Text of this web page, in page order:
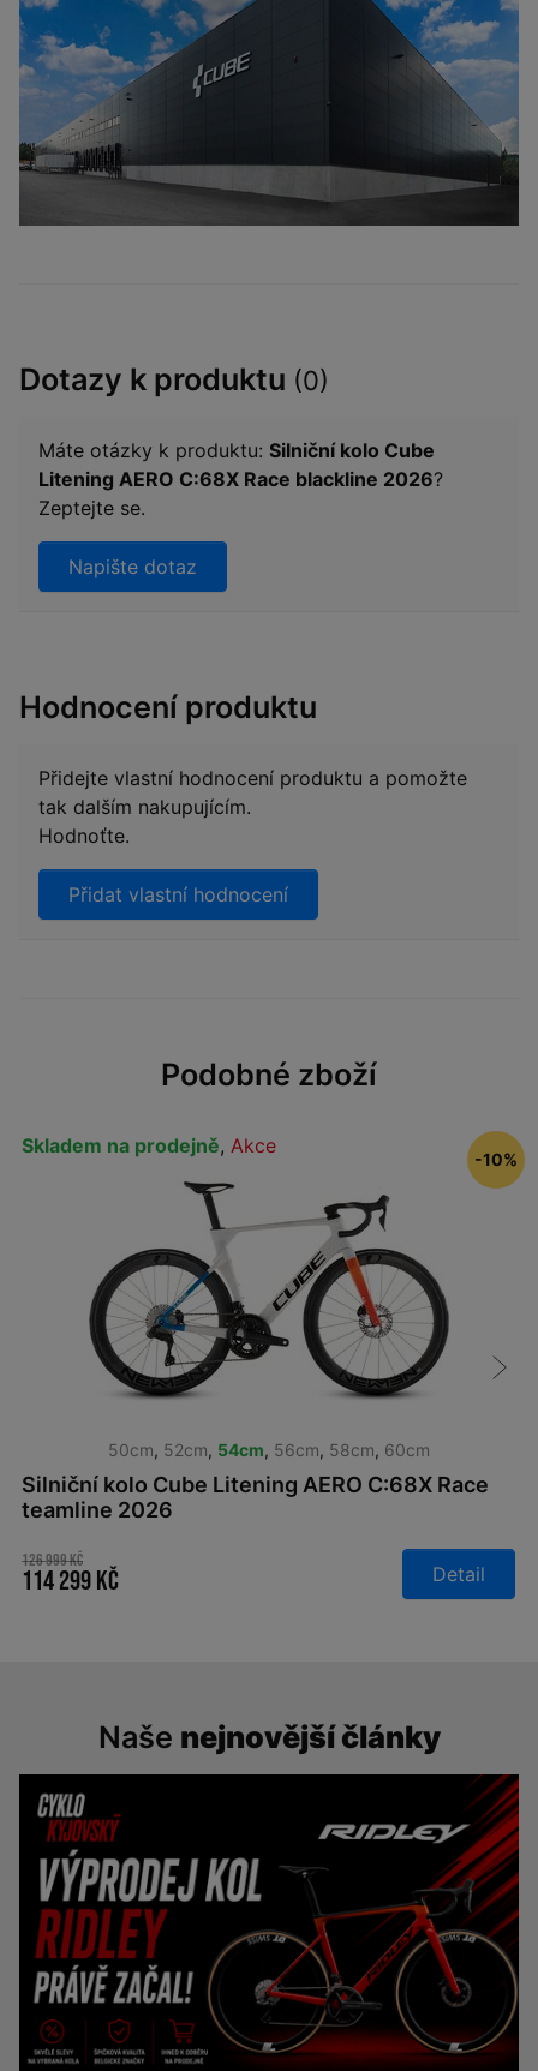
Dotazy k produktu (0)
Máte otázky k produktu: Silniční kolo Cube
Litening AERO C:68X Race blackline 2026?
Zeptejte se.
Napište dotaz
Hodnocení produktu
Přidejte vlastní hodnocení produktu a pomožte
tak dalším nakupujícím.
Hodnoťte.
Přidat vlastní hodnocení
Podobné zboží
Skladem na prodejně, Akce
50cm, 52cm, 54cm, 56cm, 58cm, 60cm
Silniční kolo Cube Litening AERO C:68X Race
teamline 2026
-10%
126 999 Kč
114 299 Kč Detail
Naše nejnovější články